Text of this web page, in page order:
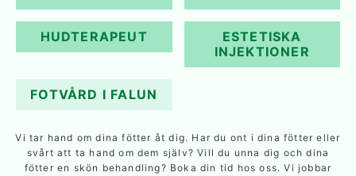
HUDTERAPEUT
ESTETISKA
INJEKTIONER
FOTVÅRD I FALUN
Vi tar hand om dina fötter åt dig. Har du ont i dina fötter eller
svårt att ta hand om dem själv? Vill du unna dig och dina
fötter en skön behandling? Boka din tid hos oss. Vi jobbar